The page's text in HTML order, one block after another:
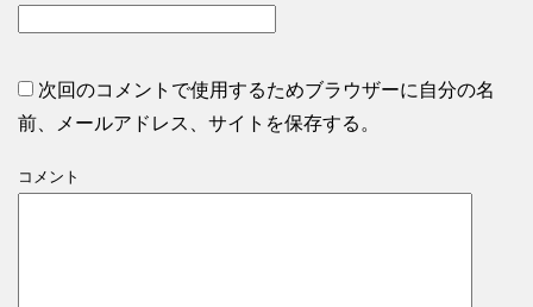
次回のコメントで使用するためブラウザーに自分の名
前、メールアドレス、サイトを保存する。
コメント